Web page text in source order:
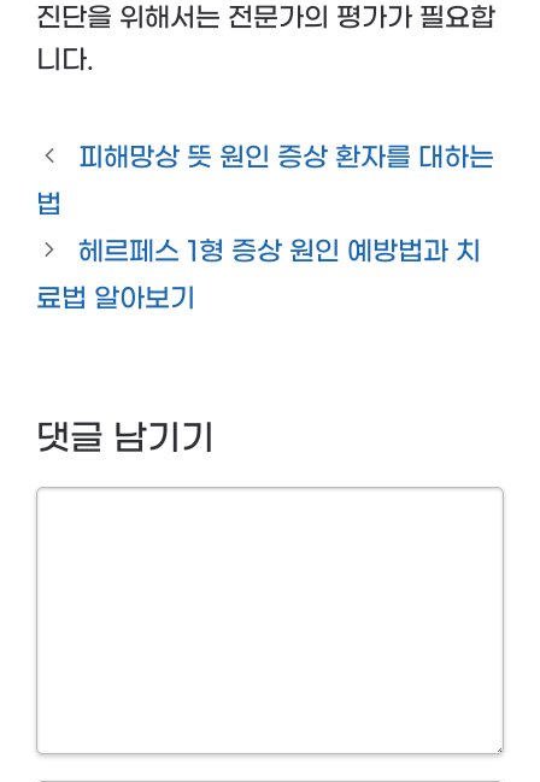
진단을 위해서는 전문가의 평가가 필요합
니다.
피해망상 뜻 원인 증상 환자를 대하는
법
헤르페스 1형 증상 원인 예방법과 치
료법 알아보기
댓글 남기기